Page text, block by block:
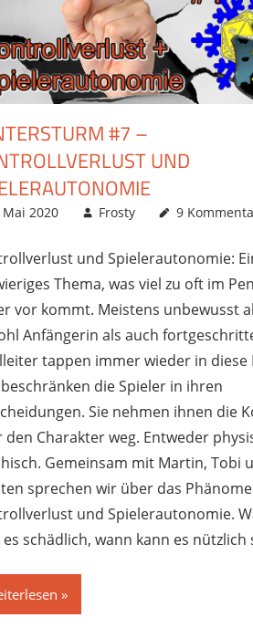
#7 –
UND
Mai 2020 Frosty 9
und Spielerautonomie:
Thema, was viel zu oft im
vor kommt. Meistens unbewusst
Anfängerin als auch
tappen immer wieder in diese
die Spieler in ihren
Sie nehmen ihnen die
den Charakter weg. Entweder
Gemeinsam mit Martin, Tobi
sprechen wir über das
und Spielerautonomie.
schädlich, wann kann es nützlich